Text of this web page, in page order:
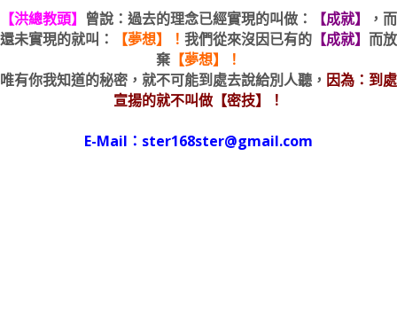
【洪總教頭】 曾說：過去的理念已經實現的叫做： 【成就】
，而
還未實現的就叫：
【夢想】！ 我們從來沒因已有的 【成就】 而放
棄 【夢想】！
唯有你我知道的秘密，就不可能到處去說給別人聽， 因為：到處
宣揚的就不叫做【密技】！
E-Mail：ster168ster@gmail.com